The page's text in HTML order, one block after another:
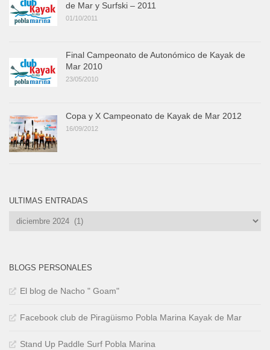
de Mar y Surfski – 2011
01/10/2011
Final Campeonato de Autonómico de Kayak de
Mar 2010
23/05/2010
Copa y X Campeonato de Kayak de Mar 2012
16/09/2012
ULTIMAS ENTRADAS
Ultimas
BLOGS PERSONALES
El blog de Nacho " Goam"
Facebook club de Piragüismo Pobla Marina Kayak de Mar
Stand Up Paddle Surf Pobla Marina